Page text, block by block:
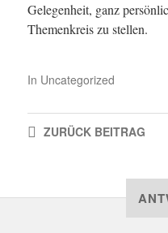
Gelegenheit, ganz
Themenkreis zu stellen.
In Uncategorized
ZURÜCKBEITRAG